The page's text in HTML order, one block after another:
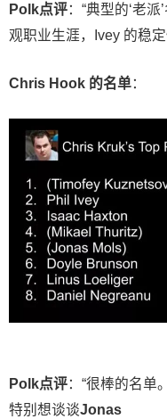
Polk点评：“典型的‘老
观职业生涯，Ivey 的稳
Chris Hook 的名单：
Polk点评：“很棒的名单
特别想谈谈Jonas